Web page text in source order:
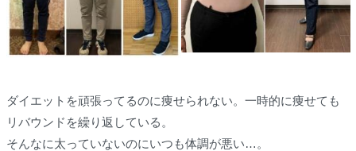
ダイエットを頑張ってるのに痩せられない。一時的に痩せても
リバウンドを繰り返している。
そんなに太っていないのにいつも体調が悪い…。